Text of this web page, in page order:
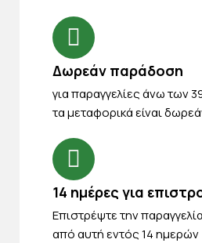
Δωρεάν παράδοση
για παραγγελίες άνω των
τα μεταφορικά είναι
14 ημέρες για
Eπιστρέψτε την
από αυτή εντός 14 ημερών